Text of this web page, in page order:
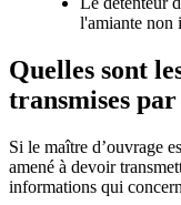
l'amiante non
Quelles sont
transmises
Si le maître d’ouvrage
amené à devoir
informations qui